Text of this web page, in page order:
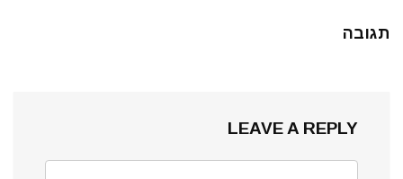
תגובה
LEAVE A REPLY